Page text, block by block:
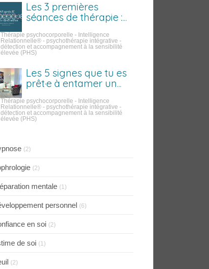
Les 3 premières
séances de thérapie :
vraiment
Thérapie psychocorporelle - Intelligence
Relationnelle® - psychothérapie intégrative -
détection et accompagnement à la sensibilité
élevée (PHS)
Les 5 signes que tu es
prêt·e à entamer un
Thérapie psychocorporelle - Intelligence
Relationnelle® - psychothérapie intégrative -
détection et accompagnement à la sensibilité
élevée (PHS)
(2)
(2)
mentale (1)
personnel (6)
en soi (2)
de soi (1)
(2)